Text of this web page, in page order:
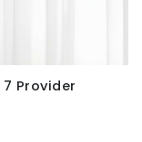
Provider